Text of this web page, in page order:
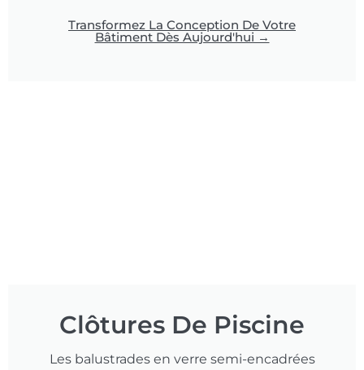
Transformez La Conception De Votre
Bâtiment Dès Aujourd'hui →
Clôtures De Piscine
Les balustrades en verre semi-encadrées